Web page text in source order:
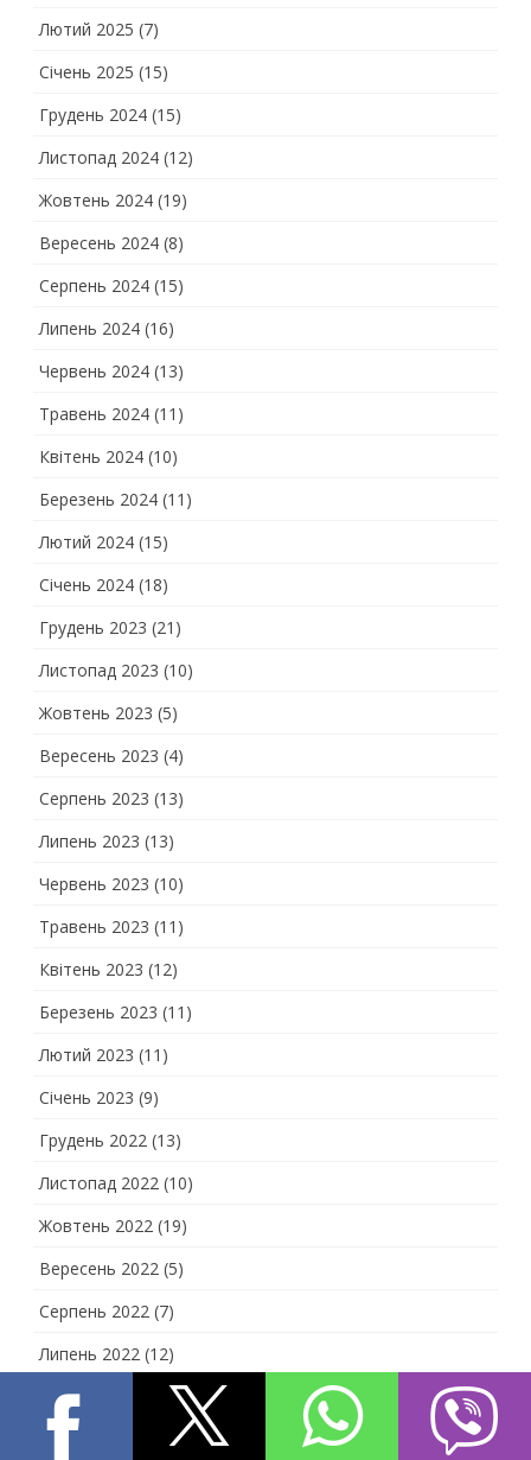
Лютий 2025 (7)
Січень 2025 (15)
Грудень 2024 (15)
Листопад 2024 (12)
Жовтень 2024 (19)
Вересень 2024 (8)
Серпень 2024 (15)
Липень 2024 (16)
Червень 2024 (13)
Травень 2024 (11)
Квітень 2024 (10)
Березень 2024 (11)
Лютий 2024 (15)
Січень 2024 (18)
Грудень 2023 (21)
Листопад 2023 (10)
Жовтень 2023 (5)
Вересень 2023 (4)
Серпень 2023 (13)
Липень 2023 (13)
Червень 2023 (10)
Травень 2023 (11)
Квітень 2023 (12)
Березень 2023 (11)
Лютий 2023 (11)
Січень 2023 (9)
Грудень 2022 (13)
Листопад 2022 (10)
Жовтень 2022 (19)
Вересень 2022 (5)
Серпень 2022 (7)
Липень 2022 (12)
Червень 2022
(14)
(14)